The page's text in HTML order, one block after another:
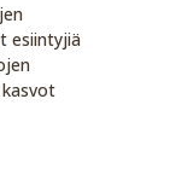
esiintyjiä